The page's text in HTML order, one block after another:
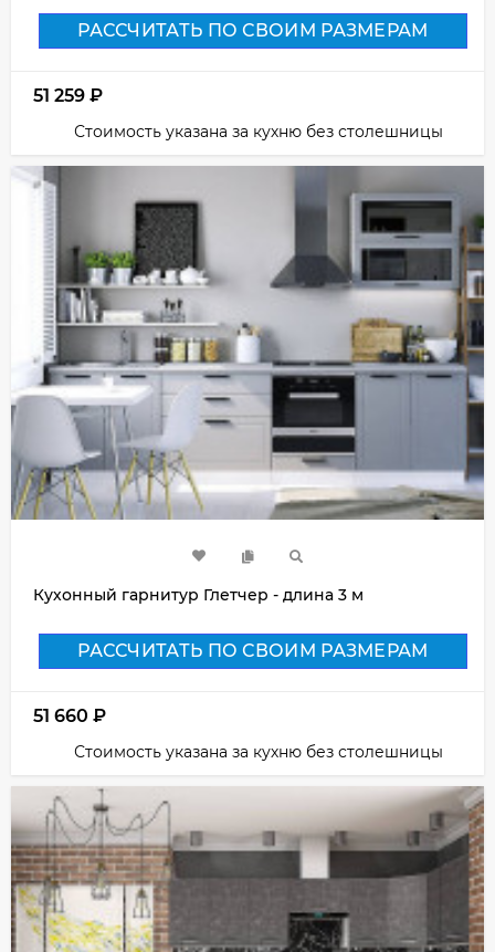
РАССЧИТАТЬ ПО СВОИМ РАЗМЕРАМ
51 259 ₽
Стоимость указана за кухню без столешницы
Кухонный гарнитур Глетчер - длина 3 м
РАССЧИТАТЬ ПО СВОИМ РАЗМЕРАМ
51 660 ₽
Стоимость указана за кухню без столешницы